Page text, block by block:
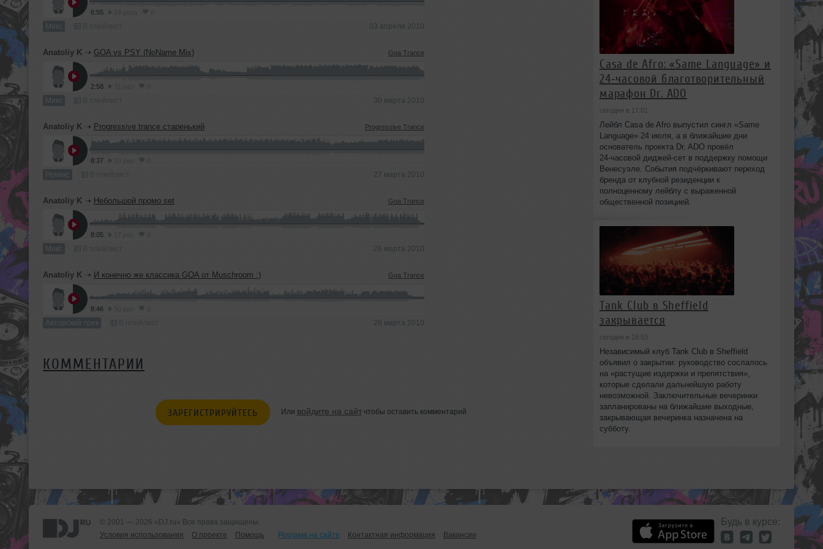
6:55
Микс 03 апреля 2010
Anatoliy K ➝ GOA vs PSY (NoName Mix) Goa Trance
2:58
Микс 30 марта 2010
Anatoliy K ➝ Progressive trance старенький Progressive Trance
8:37
Ремикс 27 марта 2010
Anatoliy K ➝ Небольшой промо set Goa Trance
8:05
Микс 26 марта 2010
Anatoliy K ➝ И конечно же классика GOA от Muschroom :) Goa Trance
8:46
Авторский трек 26 марта 2010
КОММЕНТАРИИ
ЗАРЕГИСТРИРУЙТЕСЬ Или войдите на сайтчтобы оставить комментарий
Casa de Afro: «Same Language» и
24‑часовой благотворительный
марафон Dr. ADO
сегодня в 17:01
Лейбл Casa de Afro выпустил сингл «Same
Language» 24 июля, а в ближайшие дни
основатель проекта Dr. ADO провёл
24‑часовой диджей‑сет в поддержку помощи
Венесуэле. События подчёркивают переход
бренда от клубной резиденции к
полноценному лейблу с выраженной
общественной позицией.
Tank Club в Sheffield
закрывается
сегодня в 16:53
Независимый клуб Tank Club в Sheffield
объявил о закрытии: руководство сослалось
на «растущие издержки и препятствия»,
которые сделали дальнейшую работу
невозможной. Заключительные вечеринки
запланированы на ближайшие выходные,
закрывающая вечеринка назначена на
субботу.
© 2001 — 2026 «DJ.ru» Все права защищены.
Условия использования
О проекте Помощь Реклама на сайте Контактная информация Вакансии
Будь в курсе: